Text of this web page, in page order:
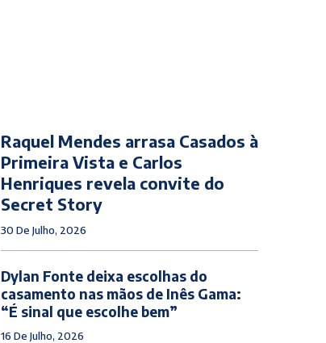
Raquel Mendes arrasa Casados à
Primeira Vista e Carlos
Henriques revela convite do
Secret Story
30 De Julho, 2026
Dylan Fonte deixa escolhas do
casamento nas mãos de Inês Gama:
“É sinal que escolhe bem”
16 De Julho, 2026